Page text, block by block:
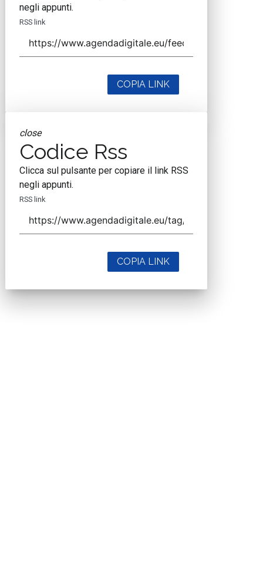
negli appunti.
RSS link
COPIA LINK
close
Codice Rss
Clicca sul pulsante per copiare il link RSS
negli appunti.
RSS link
COPIA LINK